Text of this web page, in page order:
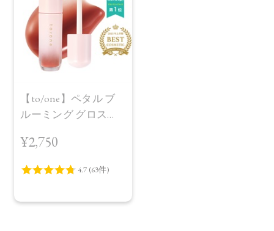
【to/one】ペタル ブ
ルーミング グロス
¥2,750